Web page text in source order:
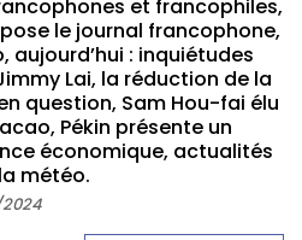
et francophiles,
le journal francophone,
aujourd’hui : inquiétudes
Lai, la réduction de la
question, Sam Hou-fai élu
Pékin présente un
économique, actualités
météo.